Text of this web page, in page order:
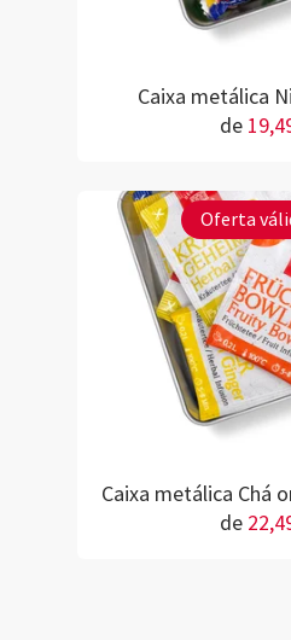
Caixa metálica
de
Oferta
Caixa metálica Chá
de